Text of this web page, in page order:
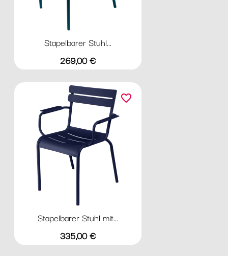
Stapelbarer Stuhl...
Preis
269,00 €
Stapelbarer Stuhl mit...
Preis
335,00 €
favorite_border